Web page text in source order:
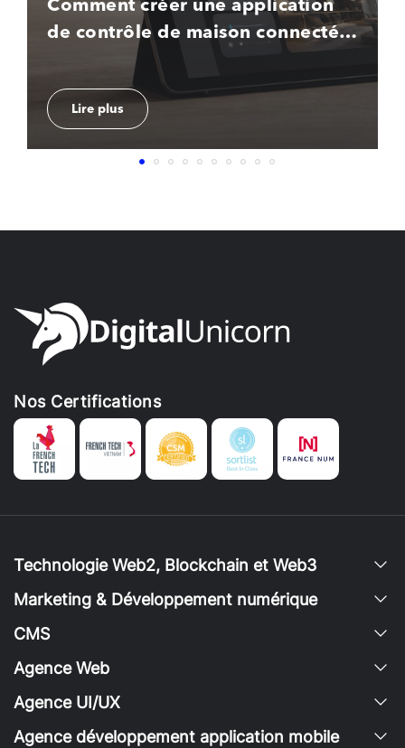
Comment créer une application
de contrôle de maison connectée
en 2026 ?
Lire plus
Nos Certifications
Technologie Web2, Blockchain et Web3
Marketing & Développement numérique
CMS
Agence Web
Agence UI/UX
Agence développement application mobile